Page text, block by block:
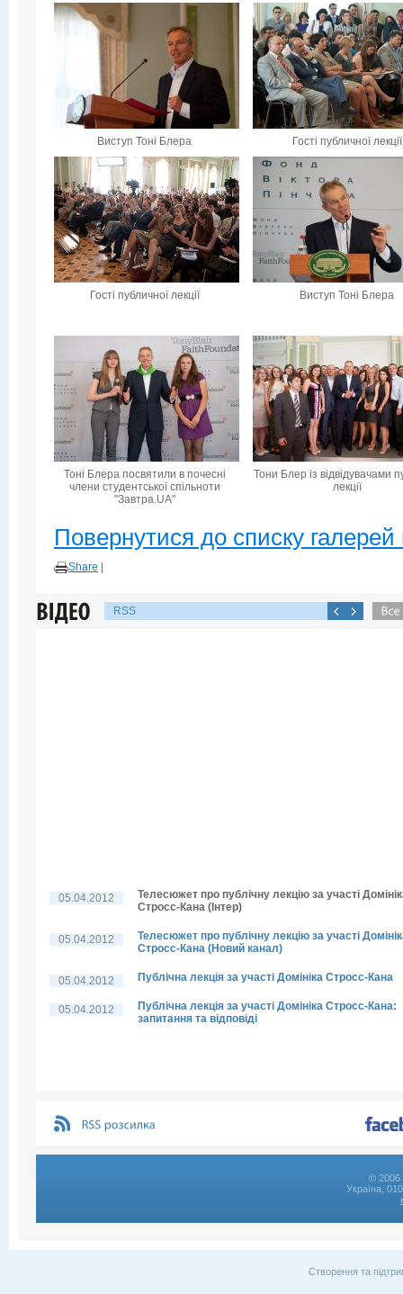
Виступ Тоні Блера Гості публичної лекції
Гості публичної лекції Виступ Тоні Блера
Тоні Блера посвятили в почесні
члени студентської спільноти
"Завтра.UA"
Тони Блер із відвідувачами
лекції
Повернутися до списку галерей
Share
RSS
05.04.2012
Телесюжет про публічну лекцію за участі
Стросс-Кана (Інтер)
05.04.2012
Телесюжет про публічну лекцію за участі
Стросс-Кана (Новий канал)
05.04.2012 Публічна лекція за участі Домініка Стросс-Кана
05.04.2012
Публічна лекція за участі Домініка Стросс-Кана:
запитання та відповіді
© 2006
Україна,
Створення та